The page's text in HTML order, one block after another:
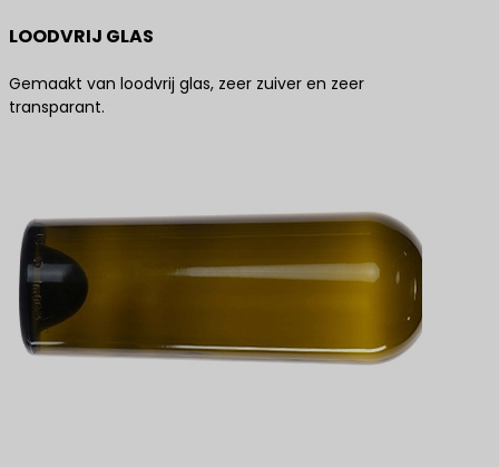
LOODVRIJ GLAS
Gemaakt van loodvrij glas, zeer zuiver en zeer
transparant.